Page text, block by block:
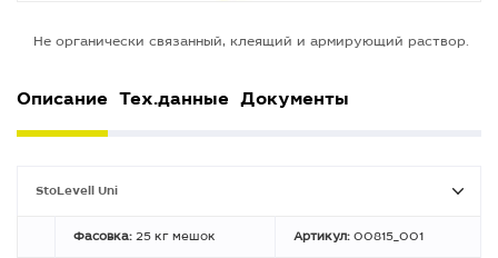
Не органически связанный, клеящий и армирующий раствор.
Описание Тех.данные Документы
StoLevell Uni
Фасовка: 25 кг мешок Артикул: 00815_001